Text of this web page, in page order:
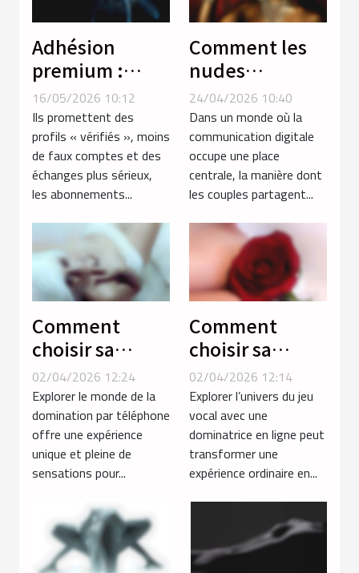
Adhésion
premium :
promesse
d’authenticité
ou simple filtre
parmi les
profils ?
16/05/2026 10:12
Ils promettent des
profils « vérifiés », moins
de faux comptes et des
échanges plus sérieux,
les abonnements...
Comment les
nudes
influencent-ils
la dynamique
des relations
amoureuses ?
24/04/2026 10:40
Dans un monde où la
communication digitale
occupe une place
centrale, la manière dont
les couples partagent...
Comment
choisir sa
séance de
domination par
téléphone
pour une
expérience
intense ?
02/04/2026 12:24
Explorer le monde de la
domination par téléphone
offre une expérience
unique et pleine de
sensations pour...
Comment
choisir sa
dominatrice en
ligne pour un
jeu vocal
inoubliable ?
02/04/2026 12:14
Explorer l’univers du jeu
vocal avec une
dominatrice en ligne peut
transformer une
expérience ordinaire en...